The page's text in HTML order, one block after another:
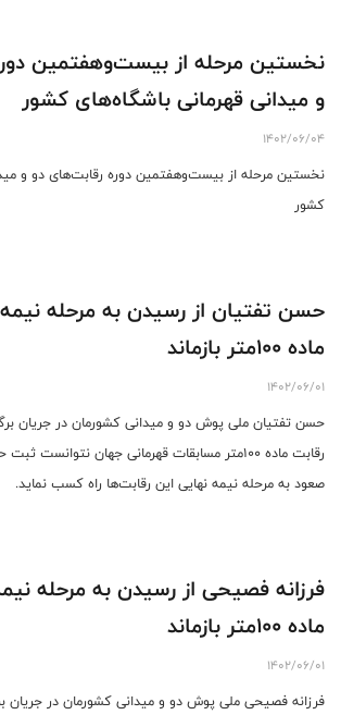
نخستین مرحله از بیست‌وهفتمین
و میدانی قهرمانی باشگاه‌های کشور
1402/06/04
نخستین مرحله از بیست‌وهفتمین دوره رقابت‌های دو و
کشور
حسن تفتیان از رسیدن به مرحله
ماده ۱۰۰متر بازماند
1402/06/01
حسن تفتیان ملی پوش دو و میدانی کشورمان در جریان
رقابت ماده ۱۰۰متر مسابقات قهرمانی جهان
صعود به مرحله نیمه نهایی این رقابت‌ها راه کسب نماید.
فرزانه فصیحی از رسیدن به مرحله
ماده ۱۰۰متر بازماند
1402/06/01
فرزانه فصیحی ملی پوش دو و میدانی کشورمان در جریان